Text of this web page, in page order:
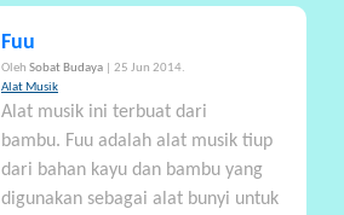
Fuu
Oleh Sobat Budaya
| 25 Jun 2014.
Alat Musik
Alat musik ini terbuat dari
bambu. Fuu adalah alat musik tiup
dari bahan kayu dan bambu yang
digunakan sebagai alat bunyi untuk